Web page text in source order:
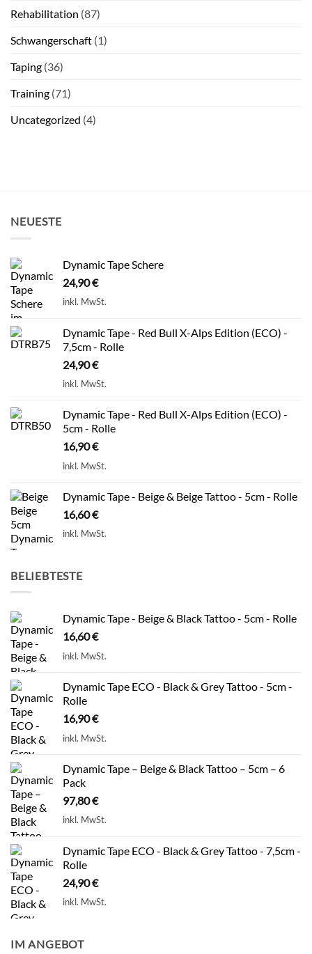
Rehabilitation (87)
Schwangerschaft (1)
Taping (36)
Training (71)
Uncategorized (4)
NEUESTE
Dynamic Tape Schere
24,90€
inkl. MwSt.
Dynamic Tape - Red Bull X-Alps Edition (ECO) -
7,5cm - Rolle
24,90€
inkl. MwSt.
Dynamic Tape - Red Bull X-Alps Edition (ECO) -
5cm - Rolle
16,90€
inkl. MwSt.
Dynamic Tape - Beige & Beige Tattoo - 5cm - Rolle
16,60€
inkl. MwSt.
BELIEBTESTE
Dynamic Tape - Beige & Black Tattoo - 5cm - Rolle
16,60€
inkl. MwSt.
Dynamic Tape ECO - Black & Grey Tattoo - 5cm -
Rolle
16,90€
inkl. MwSt.
Dynamic Tape – Beige & Black Tattoo – 5cm – 6
Pack
97,80€
inkl. MwSt.
Dynamic Tape ECO - Black & Grey Tattoo - 7,5cm -
Rolle
24,90€
inkl. MwSt.
IM ANGEBOT